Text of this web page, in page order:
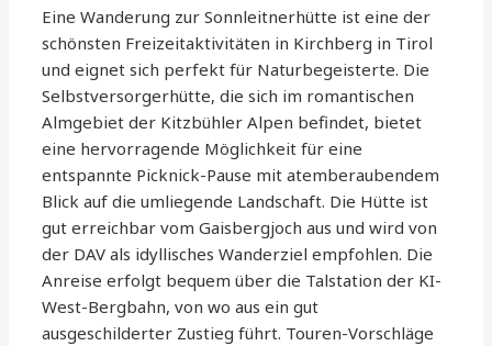
Eine Wanderung zur Sonnleitnerhütte ist eine der
schönsten Freizeitaktivitäten in Kirchberg in Tirol
und eignet sich perfekt für Naturbegeisterte. Die
Selbstversorgerhütte, die sich im romantischen
Almgebiet der Kitzbühler Alpen befindet, bietet
eine hervorragende Möglichkeit für eine
entspannte Picknick-Pause mit atemberaubendem
Blick auf die umliegende Landschaft. Die Hütte ist
gut erreichbar vom Gaisbergjoch aus und wird von
der DAV als idyllisches Wanderziel empfohlen. Die
Anreise erfolgt bequem über die Talstation der KI-
West-Bergbahn, von wo aus ein gut
ausgeschilderter Zustieg führt. Touren-Vorschläge